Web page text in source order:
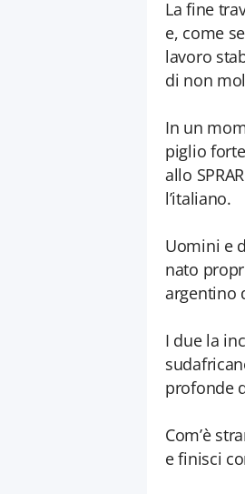
La fine
e, come
lavoro
di non
In un
piglio
allo
l’italiano.
Uomini e
nato
argentino
I due la
profonde
Com’è
e finisci